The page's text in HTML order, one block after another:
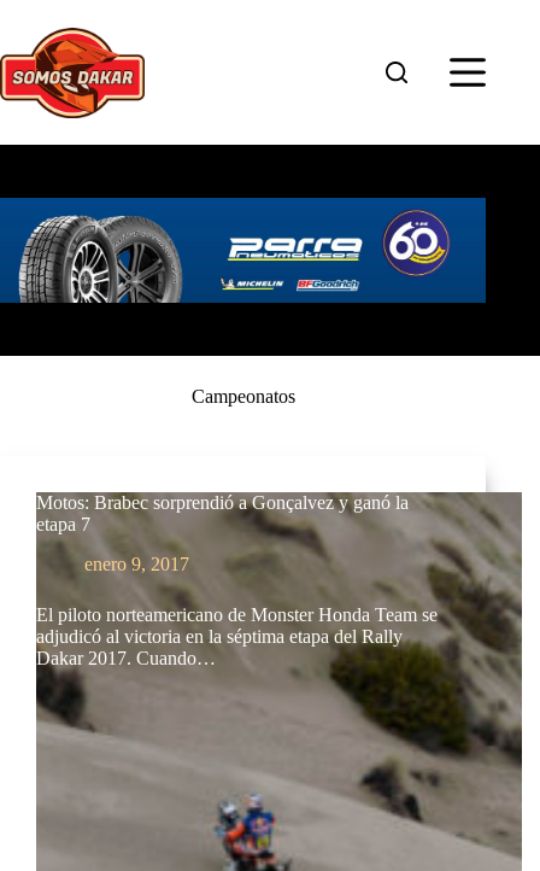
contenido
Campeonatos
Motos: Brabec sorprendió a Gonçalvez y ganó la
etapa 7
enero 9, 2017
El piloto norteamericano de Monster Honda Team se
adjudicó al victoria en la séptima etapa del Rally
Dakar 2017. Cuando…